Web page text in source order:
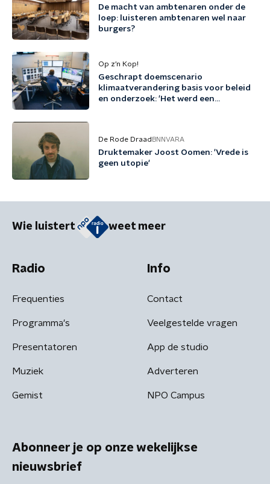
De macht van ambtenaren onder de
loep: luisteren ambtenaren wel naar
burgers?
Op z’n Kop!
Geschrapt doemscenario
klimaatverandering basis voor beleid
en onderzoek: 'Het werd een
De Rode Draad BNNVARA
Druktemaker Joost Oomen: 'Vrede is
geen utopie'
Wie luistert weet meer
Radio
Frequenties
Programma's
Presentatoren
Muziek
Gemist
Info
Contact
Veelgestelde vragen
App de studio
Adverteren
NPO Campus
Abonneer je op onze wekelijkse
nieuwsbrief